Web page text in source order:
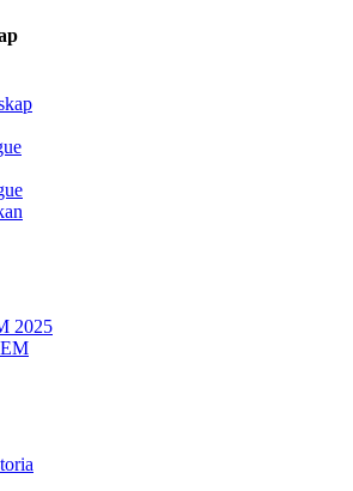
2025